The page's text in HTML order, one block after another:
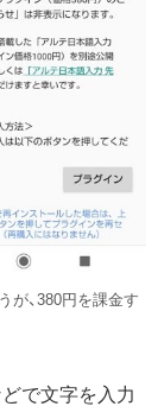
が、380円を課金す
で文字を入力